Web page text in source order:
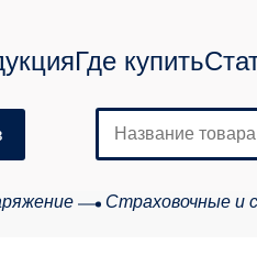
Где купить
Страховочные и